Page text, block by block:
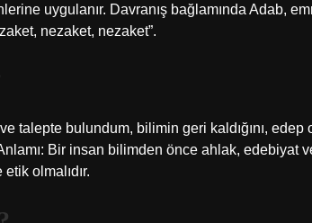
uygulanır. Davranış bağlamında Adab,
nezaket, nezaket”.
talepte bulundum, bilimin geri kaldığını, edep
Bir insan bilimden önce ahlak, edebiyat
olmalıdır.